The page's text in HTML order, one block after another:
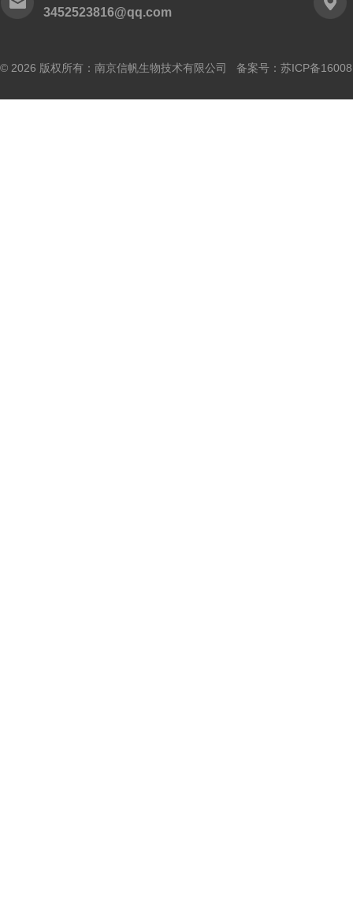
3452523816@qq.com
© 2026 版权所有：南京信帆生物技术有限公司 备案号： 苏ICP备